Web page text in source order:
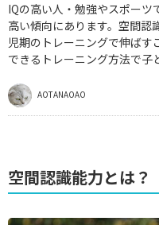
IQの高い人・勉強やスポー
高い傾向にあります。空間認
児期のトレーニングで伸ばす
できるトレーニング方法で子
AOTANAOAO
空間認識能力とは？